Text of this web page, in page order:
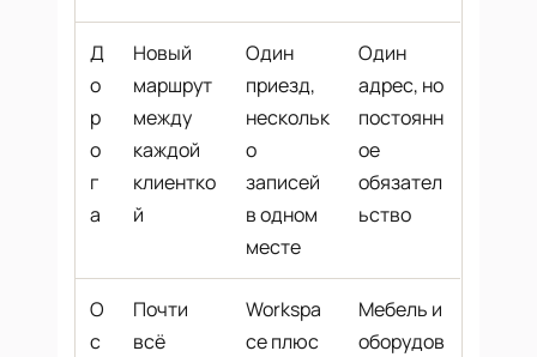
Д
о
р
о
г
а
Новый
маршрут
между
каждой
клиентко
й
Один
приезд,
нескольк
о
записей
в одном
месте
Один
адрес, но
постоянн
ое
обязател
ьство
О
с
Почти
всё
Workspa
ce плюс
Мебель и
оборудов